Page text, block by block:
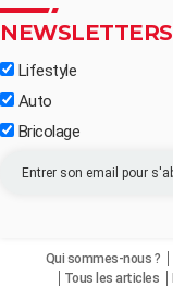
NEWSLETTERS
Lifestyle
Auto
Bricolage
Qui sommes-nous ?
Tous les articles